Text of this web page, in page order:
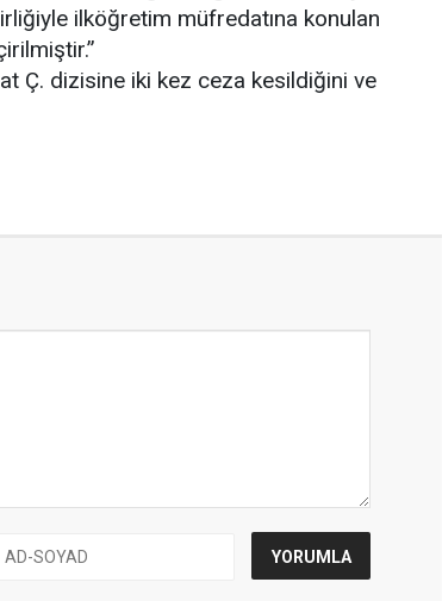
ilköğretim müfredatına konulan
Ç. dizisine iki kez ceza kesildiğini ve